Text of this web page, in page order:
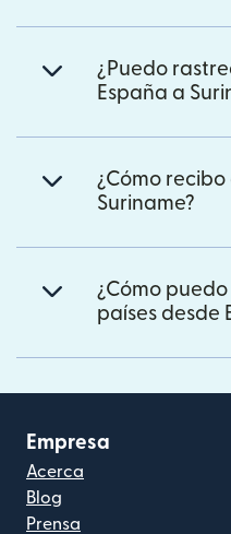
¿Puedo
España a
¿Cómo
Suriname?
¿Cómo
países desde
Empresa
Acerca
Blog
Prensa